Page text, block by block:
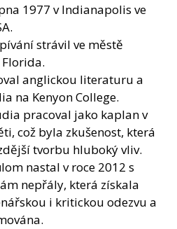
1977 v Indianapolis ve
strávil ve městě
anglickou literaturu a
na Kenyon College.
pracoval jako kaplan v
což byla zkušenost, která
tvorbu hluboký vliv.
nastal v roce 2012 s
nepřály, která získala
i kritickou odezvu a